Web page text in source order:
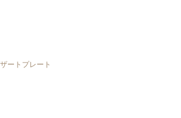
ートプレート